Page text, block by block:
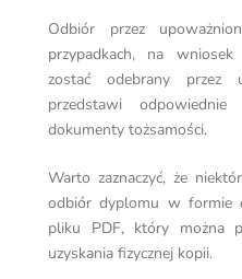
Odbiór przez
przypadkach, na
zostać odebrany przez
przedstawi
dokumenty tożsamości.
Warto zaznaczyć, że
odbiór dyplomu w formie
pliku PDF, który można
uzyskania fizycznej kopii.